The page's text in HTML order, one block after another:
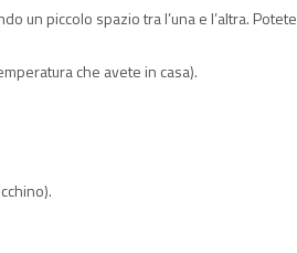
un piccolo spazio tra l’una e l’altra. Potete
che avete in casa).